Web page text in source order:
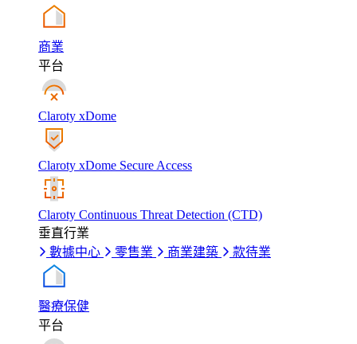
商業
平台
Claroty xDome
Claroty xDome Secure Access
Claroty Continuous Threat Detection (CTD)
垂直行業
數據中心
零售業 商業建築 款待業
醫療保健
平台